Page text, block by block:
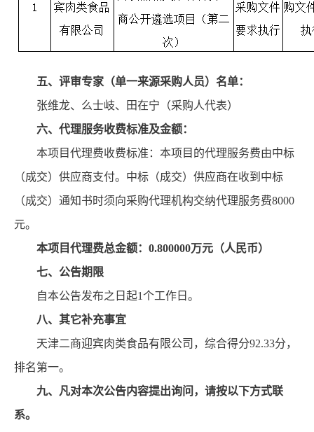
五、评审专家（单一来源采购人员）名单：
张维龙、么士岐、田在宁（采购人代表）
六、代理服务收费标准及金额：
本项目代理费收费标准：本项目的代理服务费由中标
（成交）供应商支付。中标（成交）供应商在收到中标
（成交）通知书时须向采购代理机构交纳代理服务费8000
元。
本项目代理费总金额： 0.800000万元（人民币）
七、公告期限
自本公告发布之日起1个工作日。
八、其它补充事宜
天津二商迎宾肉类食品有限公司，综合得分92.33分，
排名第一。
九、凡对本次公告内容提出询问，请按以下方式联
系。